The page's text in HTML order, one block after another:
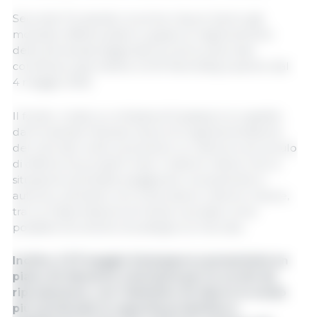
Secondo Proviande, le prime misure hanno già
mostrato effetti positivi e, grazie al miglioramento
della domanda stagionale di carne suina, tale
contributo sarà ridotto a 0,10 franchi/kg a partire dal
4 maggio 2026.
Il fondo, creato su richiesta di Suisseporcs e gestito
da Proviande, finanzia misure di regolamentazione
del mercato volte a prevenire un ulteriore accumulo
di offerta nei prossimi mesi. Il settore ritiene che la
situazione potrebbe peggiorare nuovamente in
autunno, pertanto non si escludono ulteriori misure,
tra cui l'esportazione di mezze carcasse come
possibile strumento di sostegno al mercato.
Inoltre, il 27 maggio Suisseporcs presenterà un
piano di riduzione volontaria per le scrofe da
riproduzione, con l'obiettivo di ridurre in modo
più strutturale la capacità produttiva e